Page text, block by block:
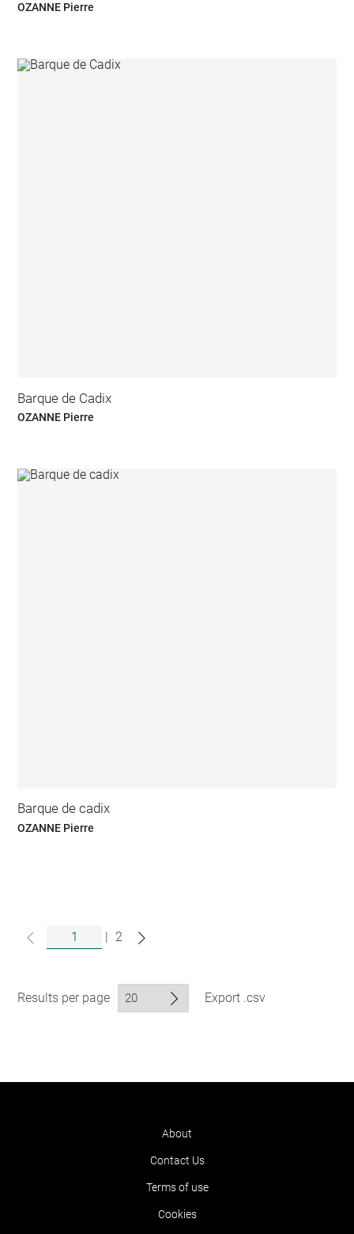
OZANNE Pierre
Barque de Cadix
OZANNE Pierre
Barque de cadix
OZANNE Pierre
| 2
Results per page Export .csv
About
Contact Us
Terms of use
Cookies